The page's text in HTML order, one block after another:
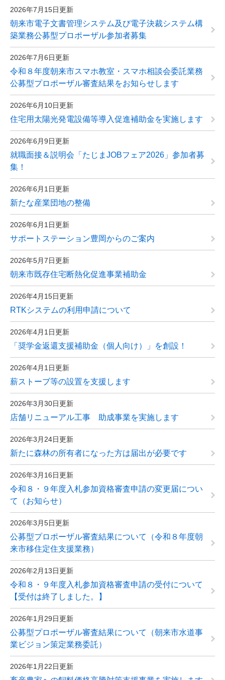
2026年7月15日更新
朝来市電子文書管理システム及び電子決裁システム構
築業務公募型プロポーザル参加者募集
2026年7月6日更新
令和８年度朝来市スマホ教室・スマホ相談会委託業務
公募型プロポーザル審査結果をお知らせします
2026年6月10日更新
住宅用太陽光発電設備等導入促進補助金を実施します
2026年6月9日更新
就職面接＆説明会「たじまJOBフェア2026」参加者募
集！
2026年6月1日更新
新たな産業団地の整備
2026年6月1日更新
サポートステーション豊岡からのご案内
2026年5月7日更新
朝来市既存住宅断熱化促進事業補助金
2026年4月15日更新
RTKシステムの利用申請について
2026年4月1日更新
「奨学金返還支援補助金（個人向け）」を創設！
2026年4月1日更新
薪ストーブ等の設置を支援します
2026年3月30日更新
店舗リニューアル工事 助成事業を実施します
2026年3月24日更新
新たに森林の所有者になった方は届出が必要です
2026年3月16日更新
令和８・９年度入札参加資格審査申請の変更届につい
て（お知らせ）
2026年3月5日更新
公募型プロポーザル審査結果について（令和８年度朝
来市移住定住支援業務）
2026年2月13日更新
令和８・９年度入札参加資格審査申請の受付について
【受付は終了しました。】
2026年1月29日更新
公募型プロポーザル審査結果について（朝来市水道事
業ビジョン策定業務委託）
2026年1月22日更新